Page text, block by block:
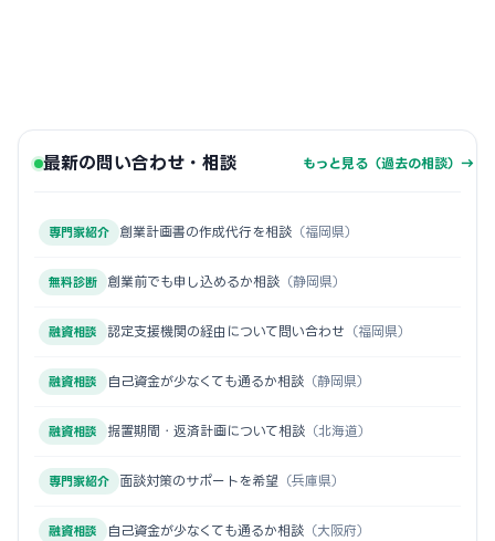
最新の問い合わせ・相談 もっと見る（過去の相談）→
専門家紹介 創業計画書の作成代行を相談 （福岡県）
無料診断 創業前でも申し込めるか相談 （静岡県）
融資相談 認定支援機関の経由について問い合わせ （福岡県）
融資相談 自己資金が少なくても通るか相談 （静岡県）
融資相談 据置期間・返済計画について相談 （北海道）
専門家紹介 面談対策のサポートを希望 （兵庫県）
融資相談 自己資金が少なくても通るか相談 （大阪府）